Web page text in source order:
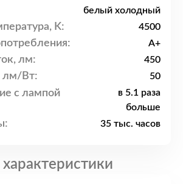
белый холодный
K: 4500
A+
лм: 450
лм/Вт: 50
с лампой
в 5.1 раза
больше
35 тыс. часов